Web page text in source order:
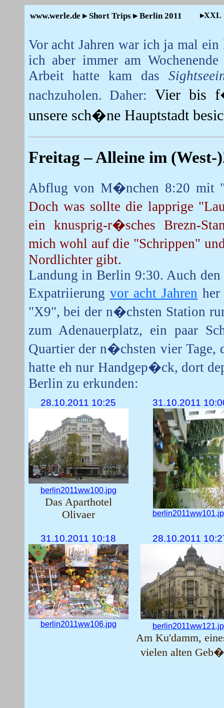
www.werle.de ▸ Short Trips ▸ Berlin 2011 ▸XXL
Vor acht Jahren war ich ja mal
ich aber immer am
Arbeit hatte kam das
nachzuholen. Daher:Vier bis
unsere sch�ne Hauptstadt
Freitag – Alleine im
Abflug von M�nchen 8:20 mit
Doch was sollte die lapprige
ein knusprig-r�sches Brezn-
mich wohl auf die "Schrippen"
Nordlichter gibt.
Landung in Berlin 9:30. Auch
Expatriierung vor acht Jahren
"X9", bei der n�chsten Station
zum Adenauerplatz, ein paar
Quartier der n�chsten vier Tage,
hatte eh nur Handgep�ck, dort
Berlin zu erkunden:
28.10.2011 10:25
berlin2011ww100.jpg
Das Aparthotel
Olivaer
31.10.2011
31.10.2011 10:18
berlin2011ww106.jpg
28.10.2011
Am Ku'damm,
vielen alten